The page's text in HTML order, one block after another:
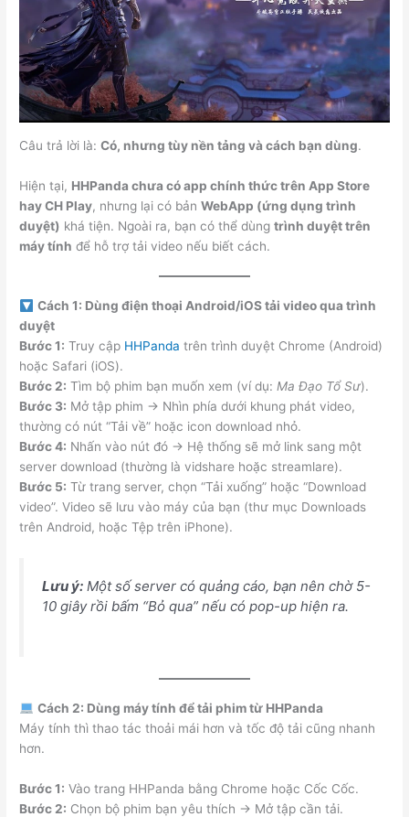
Câu trả lời là:Có, nhưng tùy nền tảng và cách bạn dùng.
Hiện tại, HHPanda chưa có app chính thức trên App Store
hay CH Play, nhưng lại có bảnWebApp (ứng dụng trình
duyệt) khá tiện. Ngoài ra, bạn có thể dùngtrình duyệt trên
máy tính để hỗ trợ tải video nếu biết cách.
Cách 1: Dùng điện thoại Android/iOS tải video qua trình
duyệt
Bước 1: Truy cập HHPanda trên trình duyệt Chrome (Android)
hoặc Safari (iOS).
Bước 2: Tìm bộ phim bạn muốn xem (ví dụ:Ma Đạo Tổ Sư).
Bước 3: Mở tập phim → Nhìn phía dưới khung phát video,
thường có nút “Tải về” hoặc icon download nhỏ.
Bước 4: Nhấn vào nút đó → Hệ thống sẽ mở link sang một
server download (thường là vidshare hoặc streamlare).
Bước 5: Từ trang server, chọn “Tải xuống” hoặc “Download
video”. Video sẽ lưu vào máy của bạn (thư mục Downloads
trên Android, hoặc Tệp trên iPhone).
Lưu ý: Một số server có quảng cáo, bạn nên chờ 5-
10 giây rồi bấm “Bỏ qua” nếu có pop-up hiện ra.
Cách 2: Dùng máy tính để tải phim từ HHPanda
Máy tính thì thao tác thoải mái hơn và tốc độ tải cũng nhanh
hơn.
Bước 1: Vào trang HHPanda bằng Chrome hoặc Cốc Cốc.
Bước 2: Chọn bộ phim bạn yêu thích → Mở tập cần tải.